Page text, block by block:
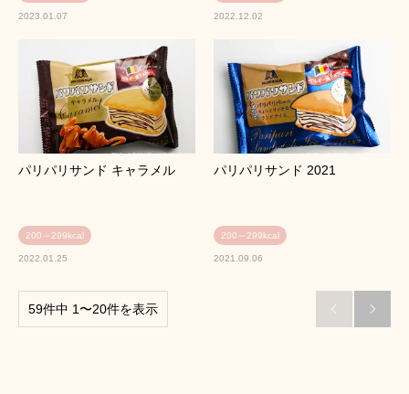
2023.01.07 2022.12.02
パリパリサンド キャラメル
200～299kcal
2022.01.25
パリパリサンド 2021
200～299kcal
2021.09.06
59件中 1〜20件を表示  